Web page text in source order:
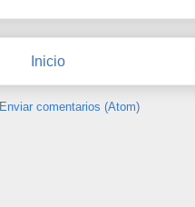
Inicio
Enviar comentarios (Atom)